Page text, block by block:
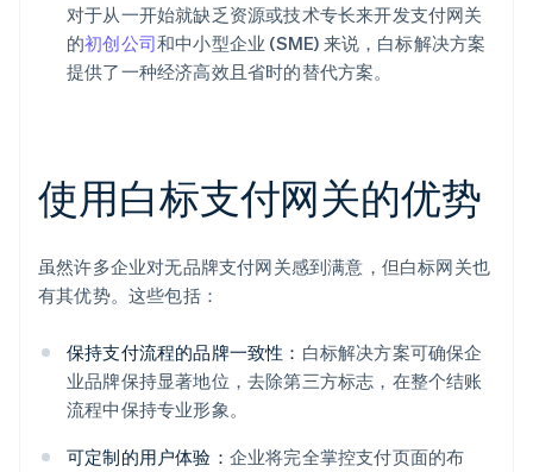
对于从一开始就缺乏资源或技术专长来开发支付网关
的初创公司和中小型企业 (SME) 来说，白标解决方案
提供了一种经济高效且省时的替代方案。
使用白标支付网关的优势
虽然许多企业对无品牌支付网关感到满意，但白标网关也
有其优势。这些包括：
保持支付流程的品牌一致性： 白标解决方案可确保企
业品牌保持显著地位，去除第三方标志，在整个结账
流程中保持专业形象。
可定制的用户体验： 企业将完全掌控支付页面的布